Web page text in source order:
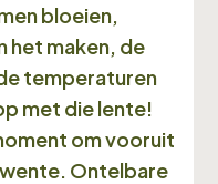
bloeien,
het maken, de
temperaturen
met die lente!
om vooruit
Ontelbare